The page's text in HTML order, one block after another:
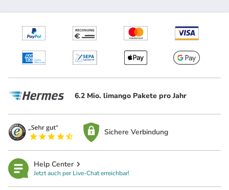
6.2 Mio. limango Pakete pro Jahr
Sichere Verbindung
Help Center
Jetzt auch per Live-Chat erreichbar!